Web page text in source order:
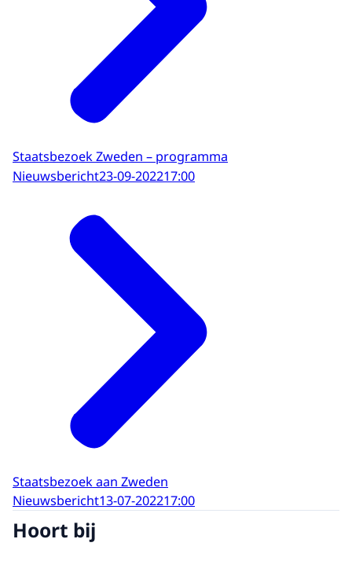
Staatsbezoek Zweden – programma
Nieuwsbericht23-09-202217:00
Staatsbezoek aan Zweden
Nieuwsbericht13-07-202217:00
Hoort bij